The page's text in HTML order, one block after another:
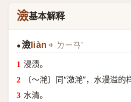
澰基本解释
●澰liàn ㄌㄧㄢˋ
浸渍。
〔～滟〕同“瀲滟”，水漫溢的
水清。